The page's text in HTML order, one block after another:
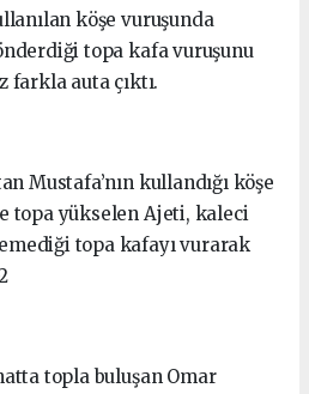
köşe vuruşunda
topa kafa vuruşunu
farkla auta çıktı.
Mustafa’nın kullandığı köşe
topa yükselen Ajeti, kaleci
topa kafayı vurarak
topla buluşan Omar